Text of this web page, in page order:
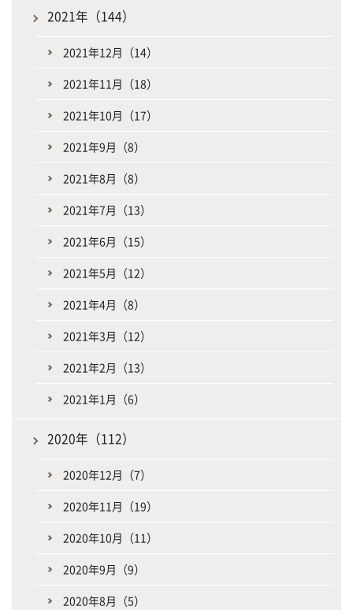
2021年（144）
2021年12月（14）
2021年11月（18）
2021年10月（17）
2021年9月（8）
2021年8月（8）
2021年7月（13）
2021年6月（15）
2021年5月（12）
2021年4月（8）
2021年3月（12）
2021年2月（13）
2021年1月（6）
2020年（112）
2020年12月（7）
2020年11月（19）
2020年10月（11）
2020年9月（9）
2020年8月（5）